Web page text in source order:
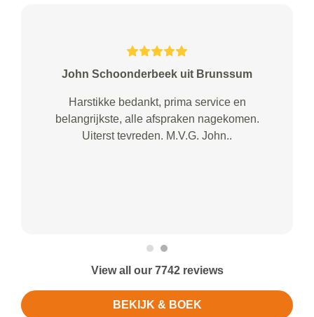
John Schoonderbeek uit Brunssum
Harstikke bedankt, prima service en
belangrijkste, alle afspraken nagekomen.
Uiterst tevreden. M.V.G. John..
View all our 7742 reviews
BEKIJK & BOEK